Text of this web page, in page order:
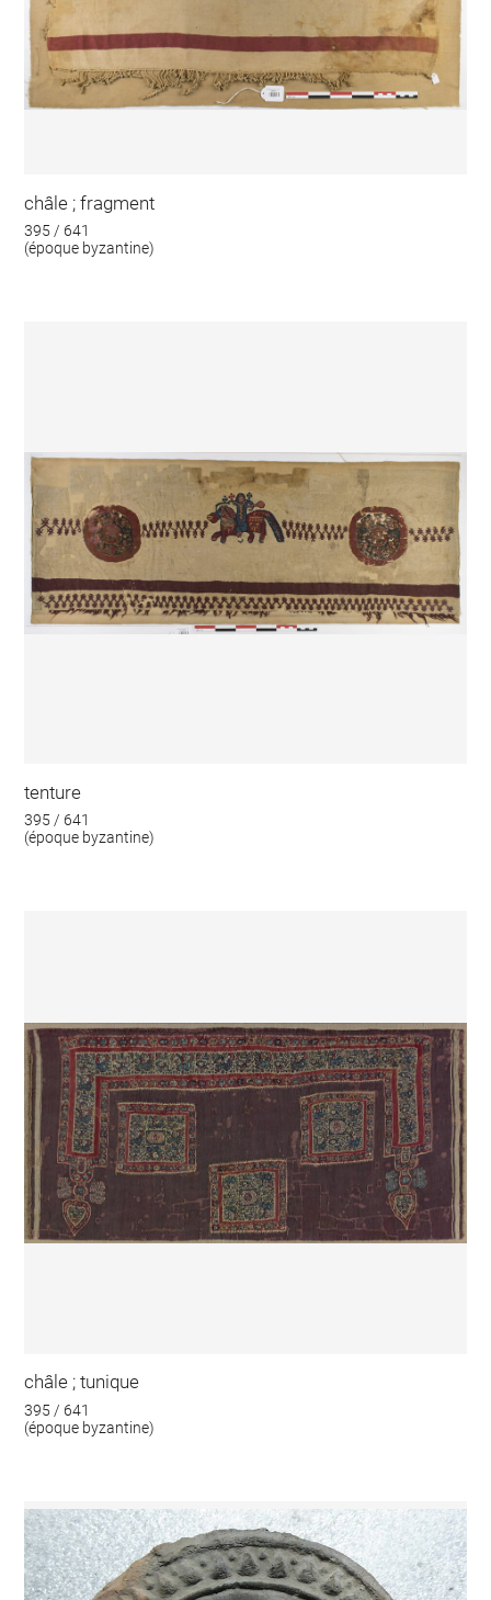
châle ; fragment
395 / 641
(époque byzantine)
tenture
395 / 641
(époque byzantine)
châle ; tunique
395 / 641
(époque byzantine)